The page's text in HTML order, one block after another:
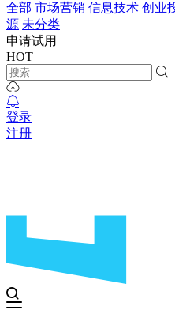
全部 市场营销 信息技术 创业
源 未分类
申请试用
HOT
登录
注册